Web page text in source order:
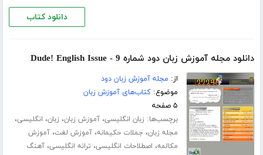
دانلود کتاب
دانلود مجله آموزش زبان دود شماره 9 - Dude! English Issue
از: مجله آموزش زبان دود
موضوع:کتاب‌های آموزش زبان
۵ صفحه
برچسب‌ها: زبان انگلیسی،آموزش زبان، زبان، انگلیسی،
مجله زبان، جملات حکیمانه،آموزش لغت،آموزش
مکالمه، اصطلاحات انگلیسی، ترانه انگلیسی،آهنگ